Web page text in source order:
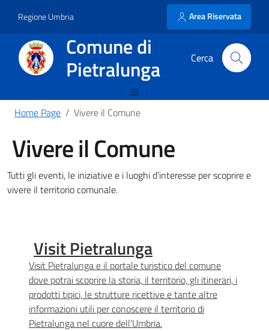
Regione Umbria Area Riservata
Comune di
Pietralunga
Home Page Vivere il Comune
Vivere il Comune
Tutti gli eventi, le iniziative e i luoghi d’interesse per scoprire e
vivere il territorio comunale.
Visit Pietralunga
Visit Pietralunga e il portale turistico del comune
dove potrai scoprire la storia, il territorio, gli itinerari, i
prodotti tipici, le strutture ricettive e tante altre
informazioni utili per conoscere il territorio di
Pietralunga nel cuore dell'Umbria.